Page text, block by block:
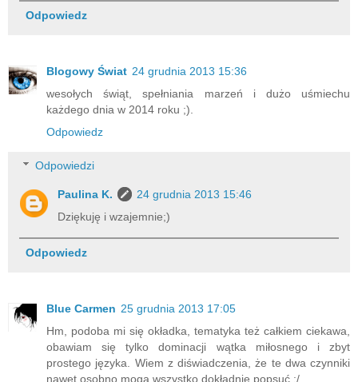
Odpowiedz
Blogowy Świat 24 grudnia 2013 15:36
wesołych świąt, spełniania marzeń i dużo uśmiechu
każdego dnia w 2014 roku ;).
Odpowiedz
Odpowiedzi
Paulina K.
24 grudnia 2013 15:46
Dziękuję i wzajemnie;)
Odpowiedz
Blue Carmen 25 grudnia 2013 17:05
Hm, podoba mi się okładka, tematyka też całkiem ciekawa,
obawiam się tylko dominacji wątka miłosnego i zbyt
prostego języka. Wiem z diświadczenia, że te dwa czynniki
nawet osobno mogą wszystko dokładnie popsuć :/